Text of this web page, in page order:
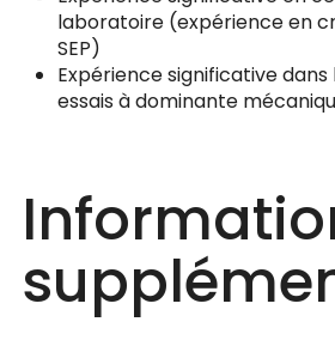
laboratoire (expérience en
SEP)
Expérience significative
essais à dominante